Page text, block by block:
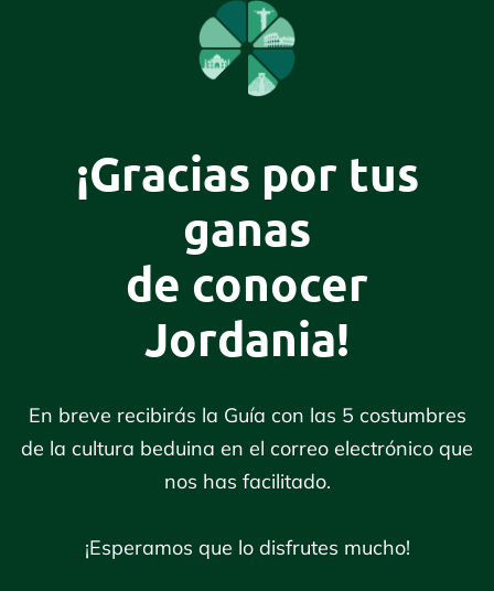
¡Gracias por tus
ganas
de conocer
Jordania!
En breve recibirás la Guía con las 5 costumbres
de la cultura beduina en el correo electrónico que
nos has facilitado.
¡Esperamos que lo disfrutes mucho!